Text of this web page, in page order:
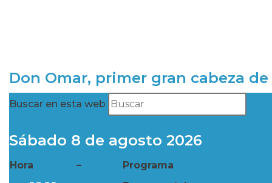
Don Omar, primer gran cabeza
Buscar en esta web
Sábado 8 de agosto 2026
Hora –
Programa